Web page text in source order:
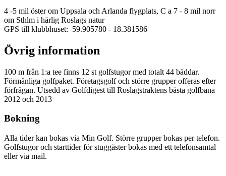
4 -5 mil öster om Uppsala och Arlanda flygplats, C a 7 - 8 mil norr
om Sthlm i härlig Roslags natur
GPS till klubbhuset: 59.905780 - 18.381586
Övrig information
100 m från 1:a tee finns 12 st golfstugor med totalt 44 bäddar.
Förmånliga golfpaket. Företagsgolf och större grupper offeras efter
förfrågan. Utsedd av Golfdigest till Roslagstraktens bästa golfbana
2012 och 2013
Bokning
Alla tider kan bokas via Min Golf. Större grupper bokas per telefon.
Golfstugor och starttider för stuggäster bokas med ett telefonsamtal
eller via mail.